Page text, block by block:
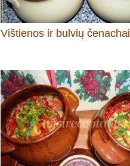
Vištienos ir bulvių čenachai